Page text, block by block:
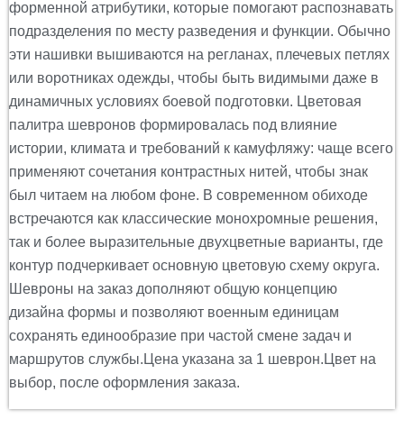
форменной атрибутики, которые помогают распознавать
подразделения по месту разведения и функции. Обычно
эти нашивки вышиваются на регланах, плечевых петлях
или воротниках одежды, чтобы быть видимыми даже в
динамичных условиях боевой подготовки. Цветовая
палитра шевронов формировалась под влияние
истории, климата и требований к камуфляжу: чаще всего
применяют сочетания контрастных нитей, чтобы знак
был читаем на любом фоне. В современном обиходе
встречаются как классические монохромные решения,
так и более выразительные двухцветные варианты, где
контур подчеркивает основную цветовую схему округа.
Шевроны на заказ дополняют общую концепцию
дизайна формы и позволяют военным единицам
сохранять единообразие при частой смене задач и
маршрутов службы.Цена указана за 1 шеврон.Цвет на
выбор, после оформления заказа.